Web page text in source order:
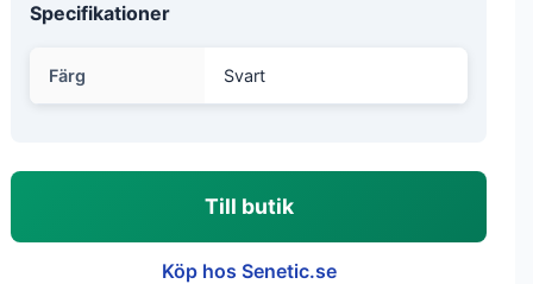
Specifikationer
Färg Svart
Till butik
Köp hos Senetic.se